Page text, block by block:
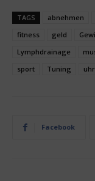
TAGS abnehmen
fitness
geld
Lymphdrainage
sport
Tuning uhr
Facebook